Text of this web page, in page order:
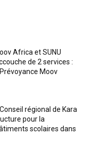
Africa et SUNU
de 2 services :
Moov
régional de Kara
pour la
scolaires dans